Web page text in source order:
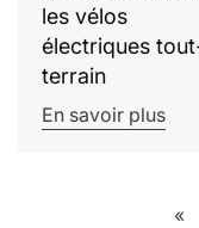
les vélos
électriques
terrain
En savoir plus
«